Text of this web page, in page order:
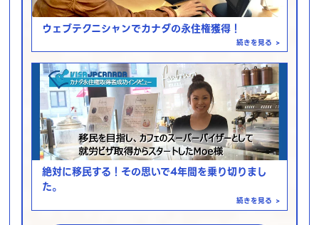
ウェブテクニシャンでカナダの永住権獲得！
続きを見る >
絶対に移民する！その思いで4年間を乗り切りまし
た。
続きを見る >